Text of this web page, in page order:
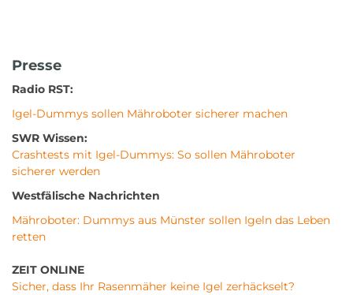
Presse
Radio RST:
Igel-Dummys sollen Mähroboter sicherer machen
SWR Wissen:
Crashtests mit Igel-Dummys: So sollen Mähroboter
sicherer werden
Westfälische Nachrichten
Mähroboter: Dummys aus Münster sollen Igeln das Leben
retten
ZEIT ONLINE
Sicher, dass Ihr Rasenmäher keine Igel zerhäckselt?